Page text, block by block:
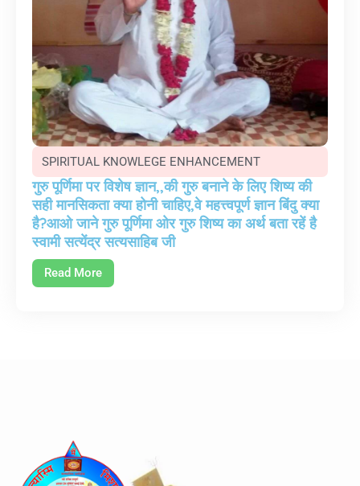
SPIRITUAL KNOWLEGE ENHANCEMENT
गुरु पूर्णिमा पर विशेष ज्ञान,,की गुरु बनाने के लिए शिष्य की
सही मानसिकता क्या होनी चाहिए,वे महत्त्वपूर्ण ज्ञान बिंदु क्या
है?आओ जाने गुरु पूर्णिमा ओर गुरु शिष्य का अर्थ बता रहें है
स्वामी सत्येंद्र सत्यसाहिब जी
Read More